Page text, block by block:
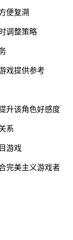
便复溯
调整策略
戏提供参考
升该角色好感度
系
游戏
完美主义游戏者